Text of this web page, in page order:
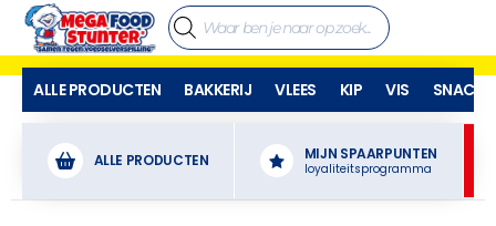
ALLE PRODUCTEN BAKKERIJ VLEES KIP VIS SNACKS
ALLE PRODUCTEN MIJN SPAARPUNTEN
loyaliteitsprogramma